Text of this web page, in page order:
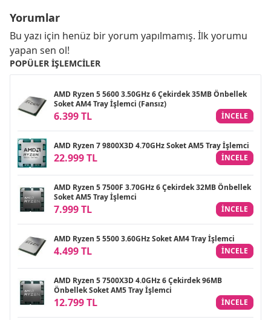
Yorumlar
Bu yazı için henüz bir yorum yapılmamış. İlk yorumu
yapan sen ol!
POPÜLER İŞLEMCILER
AMD Ryzen 5 5600 3.50GHz 6 Çekirdek 35MB Önbellek
Soket AM4 Tray İşlemci (Fansız)
6.399 TL INCELE
AMD Ryzen 7 9800X3D 4.70GHz Soket AM5 Tray İşlemci
22.999 TL INCELE
AMD Ryzen 5 7500F 3.70GHz 6 Çekirdek 32MB Önbellek
Soket AM5 Tray İşlemci
7.999 TL INCELE
AMD Ryzen 5 5500 3.60GHz Soket AM4 Tray İşlemci
4.499 TL INCELE
AMD Ryzen 5 7500X3D 4.0GHz 6 Çekirdek 96MB
Önbellek Soket AM5 Tray İşlemci
12.799 TL INCELE